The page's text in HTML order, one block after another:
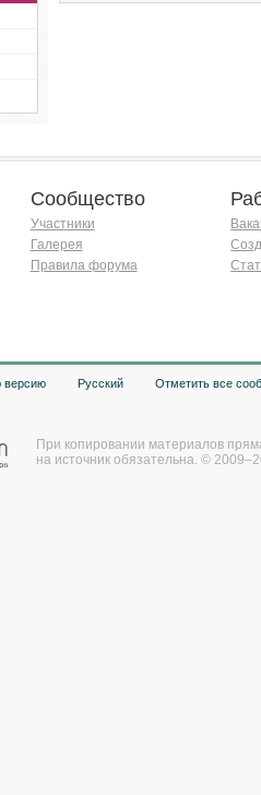
Сообщество
Участники
Галерея
Правила форума
версию Русский Отметить все
При копировании материалов
на источник обязательна. ©